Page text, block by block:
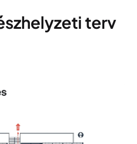
terv